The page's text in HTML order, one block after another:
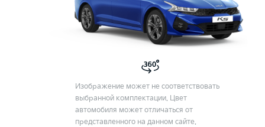
Изображение может не соответствовать
выбранной комплектации. Цвет
автомобиля может отличаться от
представленного на данном сайте.